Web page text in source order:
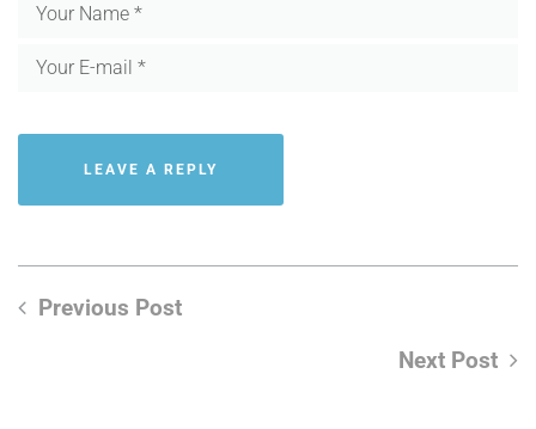
Previous Post
Next Post